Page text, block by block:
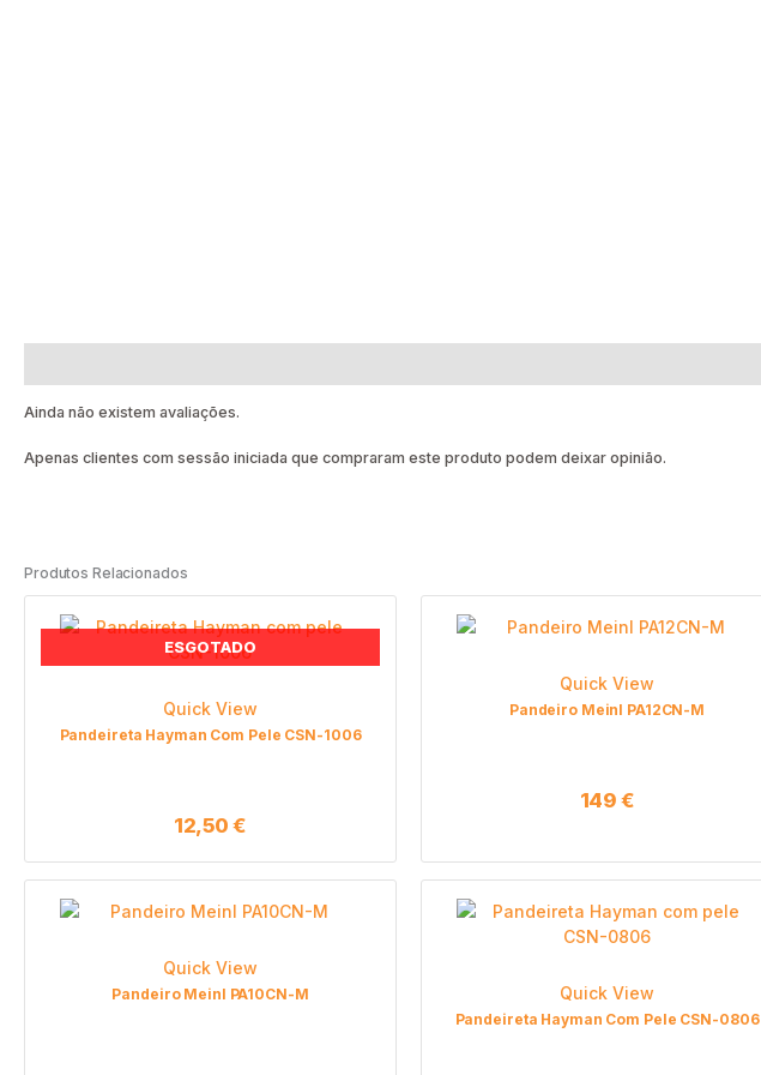
Ainda não existem avaliações.
Apenas clientes com sessão iniciada que compraram este produto podem deixar opinião.
Produtos Relacionados
ESGOTADO
Quick View
Pandeireta Hayman Com Pele CSN-1006
12,50€
Quick View
Pandeiro Meinl PA12CN-M
149 €
Quick View
Pandeiro Meinl PA10CN-M Quick View
Pandeireta Hayman Com Pele CSN-0806